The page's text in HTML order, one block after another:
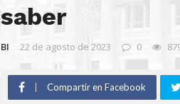
saber
BI 22 de agosto de 2023 0
Compartir en Facebook